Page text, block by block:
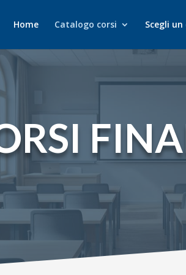
Home Catalogo corsi Scegli un